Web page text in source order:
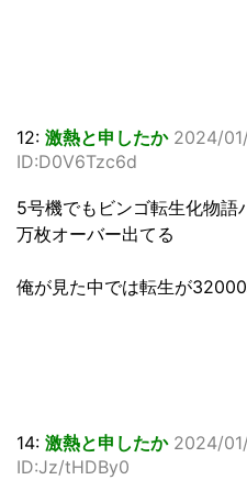
12: 激熱と申したか 2024/
ID:D0V6Tzc6d
5号機でもビンゴ転生化物
万枚オーバー出てる
俺が見た中では転生が
14: 激熱と申したか 2024/
ID:Jz/tHDBy0